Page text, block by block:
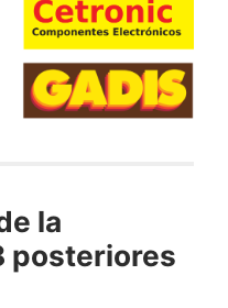
la
posteriores